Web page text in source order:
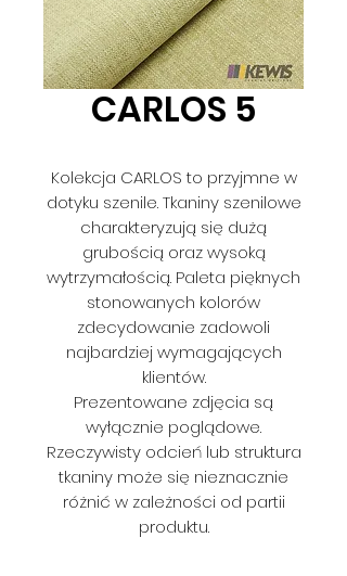
CARLOS 5
Kolekcja CARLOS to przyjmne w
dotyku szenile. Tkaniny szenilowe
charakteryzują się dużą
grubością oraz wysoką
wytrzymałością. Paleta pięknych
stonowanych kolorów
zdecydowanie zadowoli
najbardziej wymagających
klientów.
Prezentowane zdjęcia są
wyłącznie poglądowe.
Rzeczywisty odcień lub struktura
tkaniny może się nieznacznie
różnić w zależności od partii
produktu.